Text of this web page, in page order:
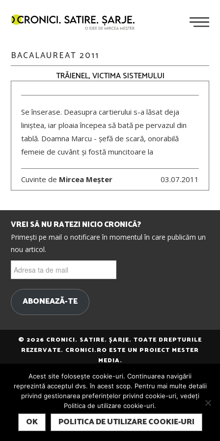
BACALAUREAT 2011
TRĂIENEL, VICTIMA SISTEMULUI
Se înserase. Deasupra cartierului s-a lăsat deja
liniștea, iar ploaia începea să bată pe pervazul din
tablă. Doamna Marcu - șefă de scară, onorabilă
femeie de cuvânt și fostă muncitoare la
Cuvinte de Mircea Meșter 03.07.2011
VREI SĂ NU RATEZI NICIO CRONICĂ?
Primești pe mail o notificare în momentul în care publicăm un
nou articol.
ta
mail
ABONEAZĂ-TE
© 2026 CRONICI. SATIRE. ȘARJE. TOATE DREPTURILE
REZERVATE. CRONICI.RO ESTE UN PROIECT MESTER
MEDIA.
SUBSCRIBE
Acest site folosește cookie-uri. Continuarea navigării
reprezintă acceptul dvs. în acest scop. Pentru mai multe detalii
privind gestionarea preferințelor privind cookie-uri, vedeți
Politica de utilizare cookie-uri.
OK POLITICA DE UTILIZARE COOKIE-URI